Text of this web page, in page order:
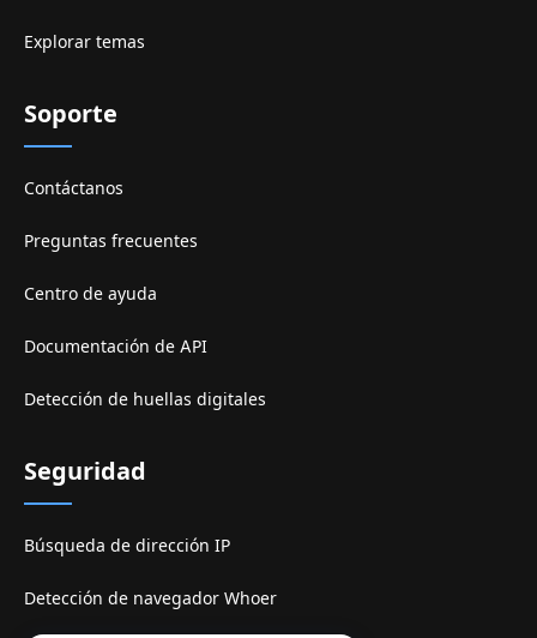
Explorar temas
Soporte
Contáctanos
Preguntas frecuentes
Centro de ayuda
Documentación de API
Detección de huellas digitales
Seguridad
Búsqueda de dirección IP
Detección de navegador Whoer